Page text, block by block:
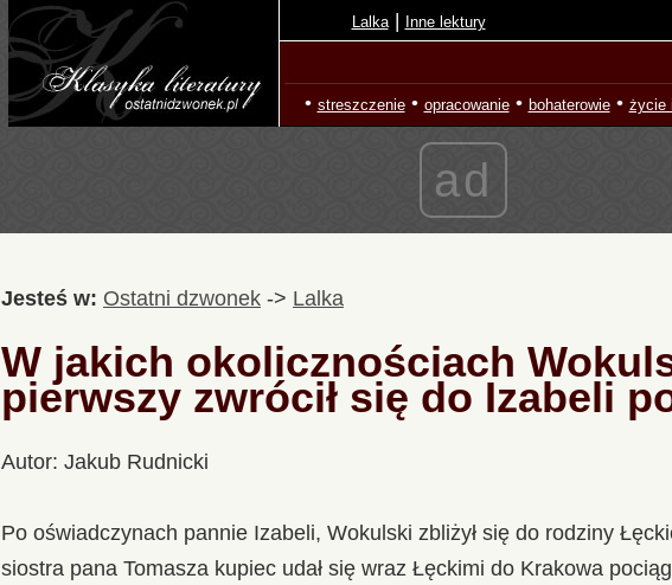
Lalka | Inne lektury
• streszczenie• opracowanie• bohaterowie• życie
ad
Jesteś w: Ostatni dzwonek -> Lalka
W jakich okolicznościach
pierwszy zwrócił się do Izabeli
Autor: Jakub Rudnicki
Po oświadczynach pannie Izabeli, Wokulski zbliżył się do rodziny
siostra pana Tomasza kupiec udał się wraz Łęckimi do Krakowa